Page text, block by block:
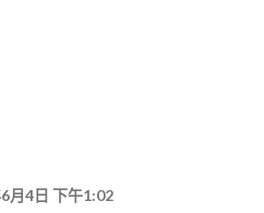
月4日 下午1:02